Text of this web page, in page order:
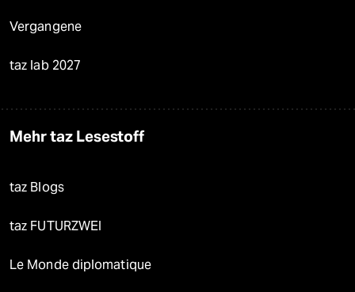
Vergangene
taz lab 2027
Mehr taz Lesestoff
taz Blogs
taz FUTURZWEI
Le Monde diplomatique